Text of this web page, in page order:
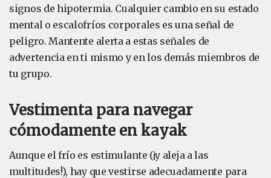
signos de hipotermia. Cualquier cambio en su estado
mental o escalofríos corporales es una señal de
peligro. Mantente alerta a estas señales de
advertencia en ti mismo y en los demás miembros de
tu grupo.
Vestimenta para navegar
cómodamente en kayak
Aunque el frío es estimulante (¡y aleja a las
multitudes!), hay que vestirse adecuadamente para